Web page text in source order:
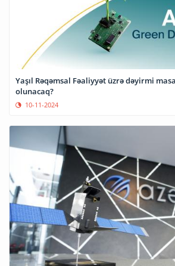
Yaşıl Rəqəmsal Fəaliyyət üzrə dəyirmi
olunacaq?
10-11-2024